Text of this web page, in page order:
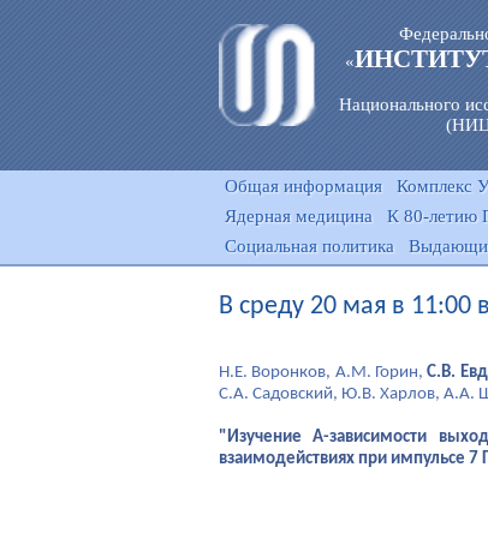
«
Национального
(НИЦ
Общая информация Комплекс
Ядерная медицина
К 80-летию
Социальная политика
В среду 20 мая в 11:00
Н.Е. Воронков, А.М. Горин,С.В.
С.А. Садовский, Ю.В. Харлов, А.А.
"Изучение А-зависимости
взаимодействиях при импульсе